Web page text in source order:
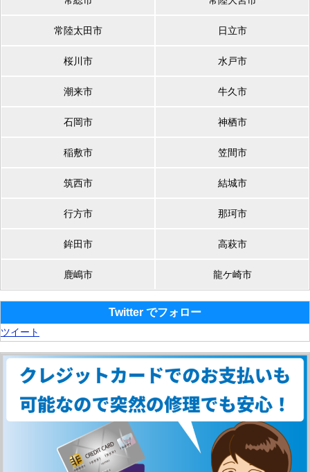
常陸太田市 日立市
桜川市 水戸市
潮来市 牛久市
石岡市 神栖市
稲敷市 笠間市
筑西市 結城市
行方市 那珂市
鉾田市 高萩市
鹿嶋市 龍ケ崎市
Twitter でフォロー
ツイート